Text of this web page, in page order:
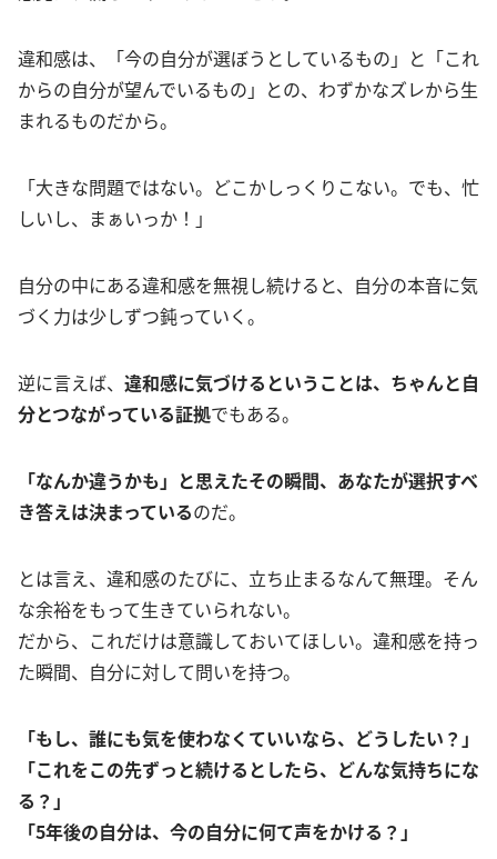
違和感は、「今の自分が選ぼうとしているもの」と「これ
からの自分が望んでいるもの」との、わずかなズレから生
まれるものだから。
「大きな問題ではない。どこかしっくりこない。でも、忙
しいし、まぁいっか！」
自分の中にある違和感を無視し続けると、自分の本音に気
づく力は少しずつ鈍っていく。
逆に言えば、 違和感に気づけるということは、ちゃんと自
分とつながっている証拠でもある。
「なんか違うかも」と思えたその瞬間、あなたが選択すべ
き答えは決まっているのだ。
とは言え、違和感のたびに、立ち止まるなんて無理。そん
な余裕をもって生きていられない。
だから、これだけは意識しておいてほしい。違和感を持っ
た瞬間、自分に対して問いを持つ。
「もし、誰にも気を使わなくていいなら、どうしたい？」
「これをこの先ずっと続けるとしたら、どんな気持ちにな
る？」
「5年後の自分は、今の自分に何て声をかける？」